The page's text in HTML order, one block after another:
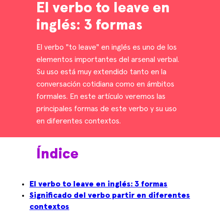
El verbo to leave en
inglés: 3 formas
El verbo "to leave" en inglés es uno de los
elementos importantes del arsenal verbal.
Su uso está muy extendido tanto en la
conversación cotidiana como en ámbitos
formales. En este artículo veremos las
principales formas de este verbo y su uso
en diferentes contextos.
Índice
El verbo to leave en inglés: 3 formas
Significado del verbo partir en diferentes
contextos